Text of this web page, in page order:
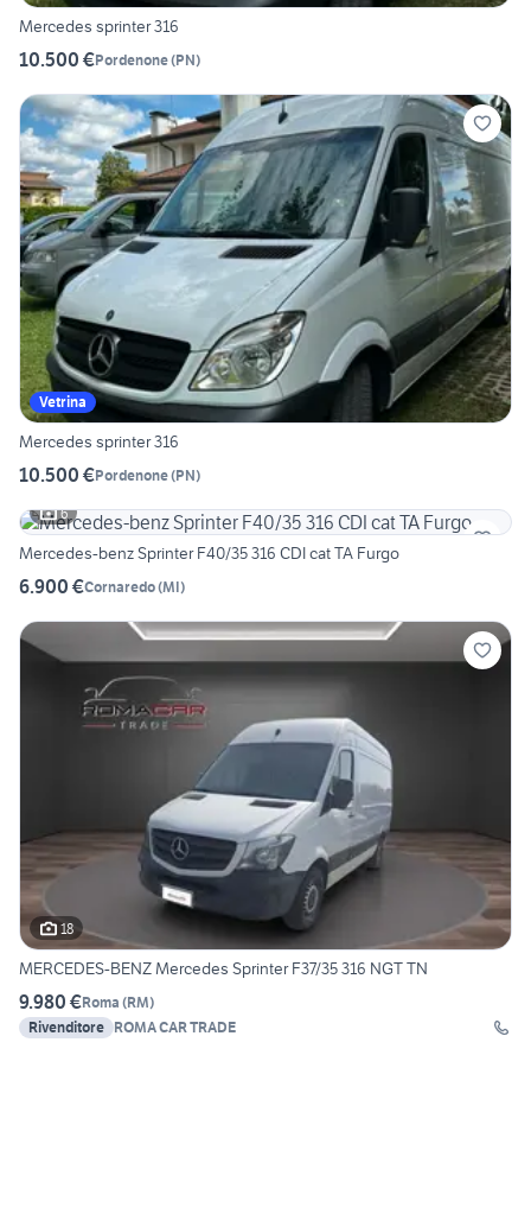
Mercedes sprinter 316
10.500 €Pordenone(PN)
Vetrina
Mercedes sprinter 316
10.500 €Pordenone(PN)
6
Mercedes-benz Sprinter F40/35 316 CDI cat TA Furgo
6.900 €Cornaredo(MI)
18
MERCEDES-BENZ Mercedes Sprinter F37/35 316 NGT TN
9.980 €Roma (RM)
Rivenditore ROMA CAR TRADE